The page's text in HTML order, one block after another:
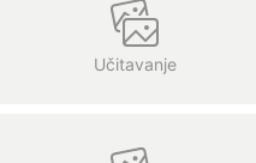
Učitavanje